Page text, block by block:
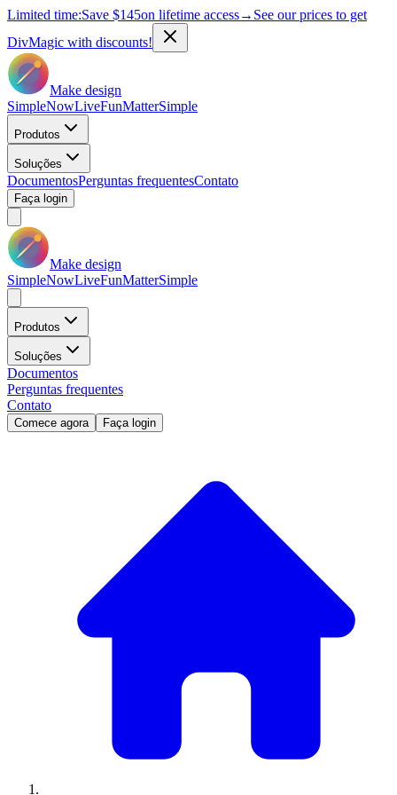
Limited time:Save $145on lifetime access→ See our prices to get
DivMagic with discounts!
Make design
SimpleNowLiveFunMatterSimple
Produtos
Soluções
DocumentosPerguntas frequentesContato
Faça login
Make design
SimpleNowLiveFunMatterSimple
Produtos
Soluções
Documentos
Perguntas frequentes
Contato
Comece agora Faça login